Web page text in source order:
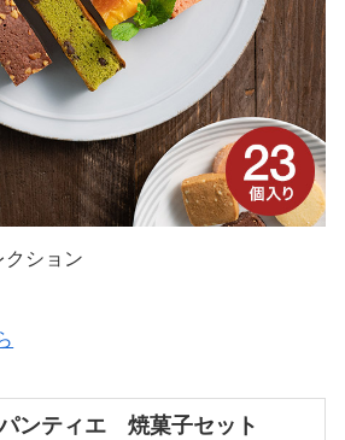
クション
ンティエ 焼菓子セット